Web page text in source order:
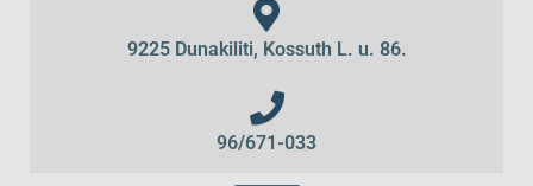
9225 Dunakiliti, Kossuth L. u. 86.
96/671-033